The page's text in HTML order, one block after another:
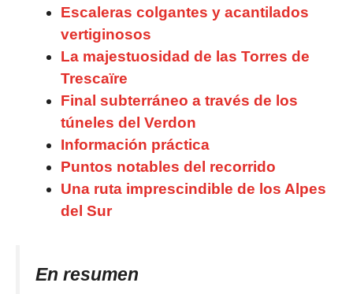
Escaleras colgantes y acantilados
vertiginosos
La majestuosidad de las Torres de
Trescaïre
Final subterráneo a través de los
túneles del Verdon
Información práctica
Puntos notables del recorrido
Una ruta imprescindible de los Alpes
del Sur
En resumen